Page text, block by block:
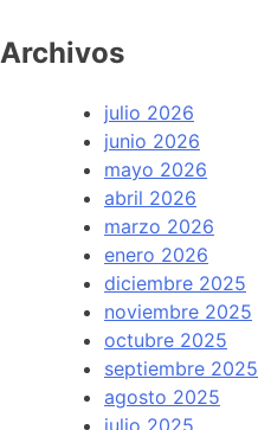
Archivos
julio 2026
junio 2026
mayo 2026
abril 2026
marzo 2026
enero 2026
diciembre 2025
noviembre 2025
octubre 2025
septiembre 2025
agosto 2025
julio 2025